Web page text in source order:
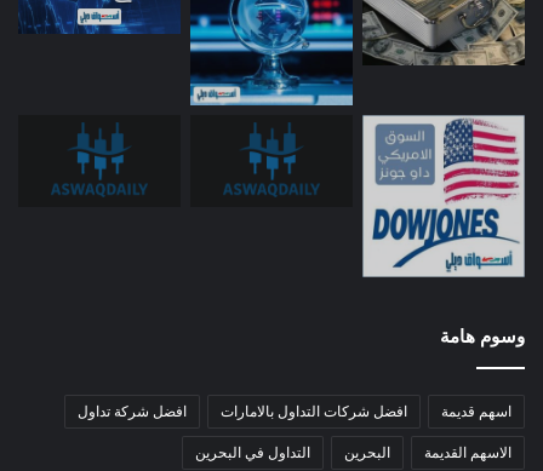
وسوم هامة
اسهم قديمة افضل شركات التداول بالامارات افضل شركة تداول
الاسهم القديمة البحرين التداول في البحرين